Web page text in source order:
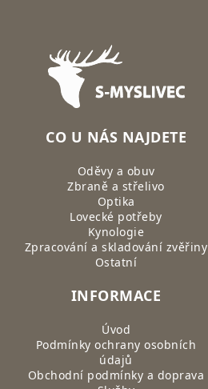
Zápatí
CO U NÁS NAJDETE
Oděvy a obuv
Zbraně a střelivo
Optika
Lovecké potřeby
Kynologie
Zpracování a skladování zvěřiny
Ostatní
INFORMACE
Úvod
Podmínky ochrany osobních
údajů
Obchodní podmínky a doprava